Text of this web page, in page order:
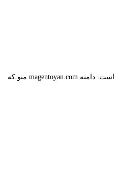
مهر هاست بی مسئولیت ترین است. دامنه magentoyan.com منو که